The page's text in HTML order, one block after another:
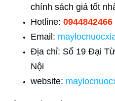
chính sách giá tốt
Hotline: 0944842466
Email:
Địa chỉ: Số 19 Đại
Nội
website: